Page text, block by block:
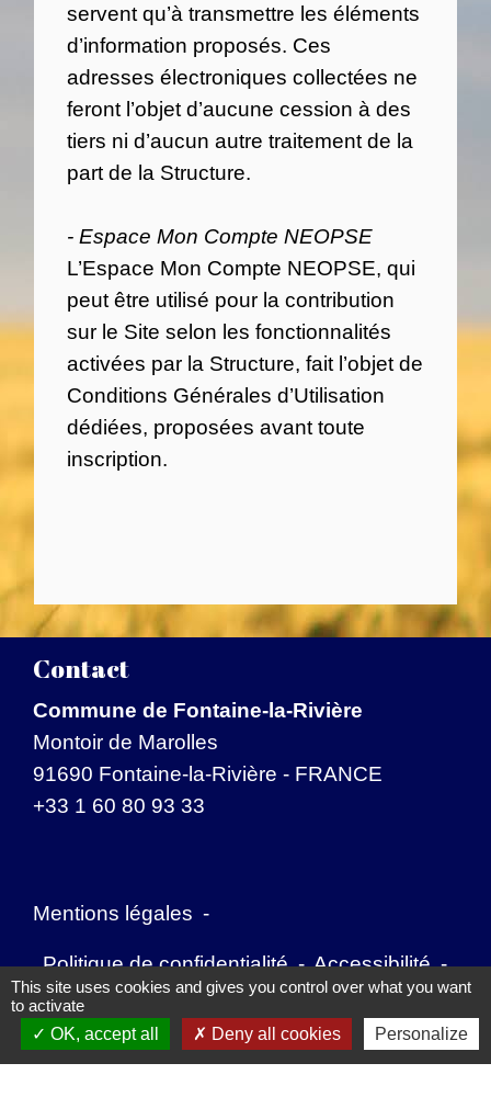
servent qu’à transmettre les éléments
d’information proposés. Ces
adresses électroniques collectées ne
feront l’objet d’aucune cession à des
tiers ni d’aucun autre traitement de la
part de la Structure.
- Espace Mon Compte NEOPSE
L’Espace Mon Compte NEOPSE, qui
peut être utilisé pour la contribution
sur le Site selon les fonctionnalités
activées par la Structure, fait l’objet de
Conditions Générales d’Utilisation
dédiées, proposées avant toute
inscription.
Contact
Commune de Fontaine-la-Rivière
Montoir de Marolles
91690 Fontaine-la-Rivière - FRANCE
+33 1 60 80 93 33
Mentions légales -
Politique de confidentialité - Accessibilité -
Application mobile Localiti - Plan du site -
Gestion des cookies
This site uses cookies and gives you control over what you want
to activate
OK, accept all
Deny all cookies Personalize